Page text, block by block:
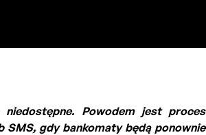
Powodem jest proces
gdy bankomaty będą ponownie